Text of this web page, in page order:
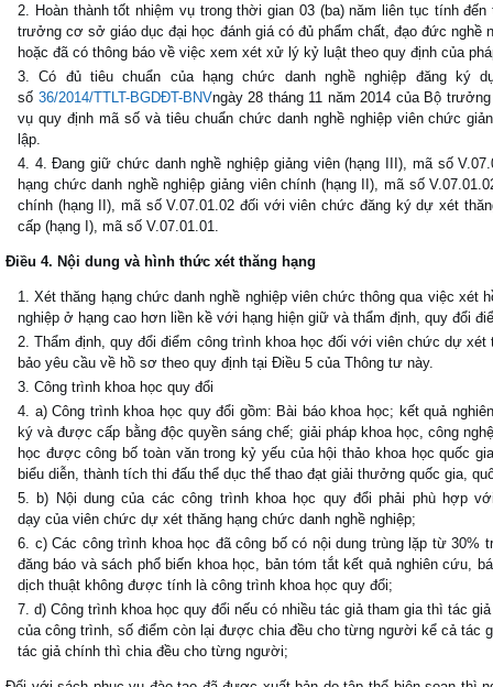
Hoàn thành tốt nhiệm vụ trong thời gian 03 (ba) năm liên tục tính
trưởng cơ sở giáo dục đại học đánh giá có đủ phẩm chất, đạo đức nghề
hoặc đã có thông báo về việc xem xét xử lý kỷ luật theo quy định của
Có đủ tiêu chuẩn của hạng chức danh nghề nghiệp đăng ký
số 36/2014/TTLT-BGDĐT-BNVngày 28 tháng 11 năm 2014 của Bộ
vụ quy định mã số và tiêu chuẩn chức danh nghề nghiệp viên chức
lập.
4. Đang giữ chức danh nghề nghiệp giảng viên (hạng III), mã số
hạng chức danh nghề nghiệp giảng viên chính (hạng II), mã số
chính (hạng II), mã số V.07.01.02 đối với viên chức đăng ký dự xét
cấp (hạng I), mã số V.07.01.01.
Điều 4. Nội dung và hình thức xét thăng hạng
Xét thăng hạng chức danh nghề nghiệp viên chức thông qua việc xét
nghiệp ở hạng cao hơn liền kề với hạng hiện giữ và thẩm định, quy đổi
Thẩm định, quy đổi điểm công trình khoa học đối với viên chức dự xét
bảo yêu cầu về hồ sơ theo quy định tại Điều 5 của Thông tư này.
Công trình khoa học quy đổi
a) Công trình khoa học quy đổi gồm: Bài báo khoa học; kết quả
ký và được cấp bằng độc quyền sáng chế; giải pháp khoa học, công
học được công bố toàn văn trong kỷ yếu của hội thảo khoa học quốc
biểu diễn, thành tích thi đấu thể dục thể thao đạt giải thưởng quốc gia,
b) Nội dung của các công trình khoa học quy đổi phải phù hợp
dạy của viên chức dự xét thăng hạng chức danh nghề nghiệp;
c) Các công trình khoa học đã công bố có nội dung trùng lặp từ
đăng báo và sách phổ biến khoa học, bản tóm tắt kết quả nghiên cứu,
dịch thuật không được tính là công trình khoa học quy đổi;
d) Công trình khoa học quy đổi nếu có nhiều tác giả tham gia thì tác
của công trình, số điểm còn lại được chia đều cho từng người kể cả tác
tác giả chính thì chia đều cho từng người;